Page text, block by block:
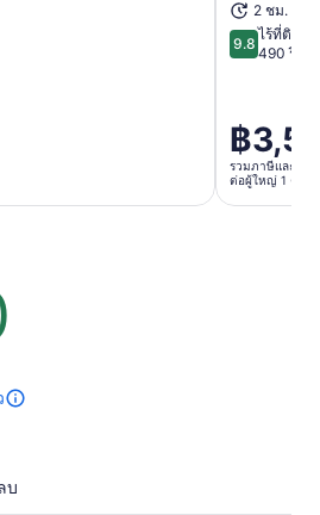
2 ชม. 45
9.89.8 จาก 10
ไร้ที่ติ
490 รีวิว
ราคา
อยู่
฿
รวมภาษีและค่าธ
ต่อผู้ใหญ่ 1 คน
บ